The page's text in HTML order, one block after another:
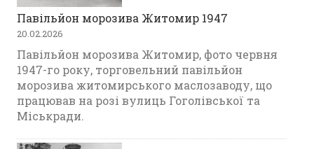
Павільйон морозива Житомир 1947
20.02.2026
Павільйон морозива Житомир, фото червня
1947-го року, торговельний павільйон
морозива житомирського маслозаводу, що
працював на розі вулиць Гоголівської та
Міськради.